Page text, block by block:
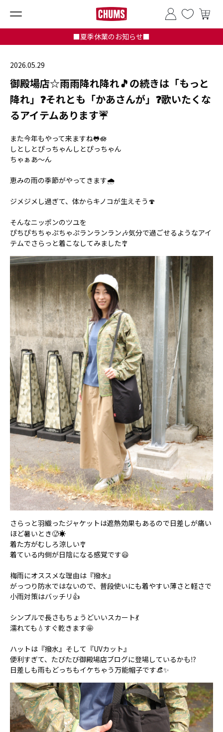
■夏季休業のお知らせ■
2026.05.29
御殿場店☆雨雨降れ降れ🎵の続きは「もっと
降れ」❓それとも「かあさんが」❓歌いたくな
るアイテムあります☔
また今年もやって来ますね🐸🪷
しとしとぴっちゃんしとぴっちゃん
ちゃぁあ〜ん
恵みの雨の季節がやってきます🌧️
ジメジメし過ぎて、体からキノコが生えそう🍄
そんなニッポンのツユを
ぴちぴちちゃぷちゃぷランランラン🎶気分で過ごせるようなアイ
テムでさらっと着こなしてみました🎐
さらっと羽織ったジャケットは遮熱効果もあるので日差しが痛い
ほど暑いとき🥵☀️
着た方がむしろ涼しい🎐
着ている内側が日陰になる感覚です😃
梅雨にオススメな理由は『撥水』
がっつり防水ではないので、普段使いにも着やすい薄さと軽さで
小雨対策はバッチリ👍
シンプルで長さもちょうどいいスカート💃
濡れても💧すぐ乾きます🤩
ハットは『撥水』そして『UVカット』
便利すぎて、たびたび御殿場店ブログに登場しているかも⁉️
日差しも雨もどっちもイケちゃう万能帽子です👒✨